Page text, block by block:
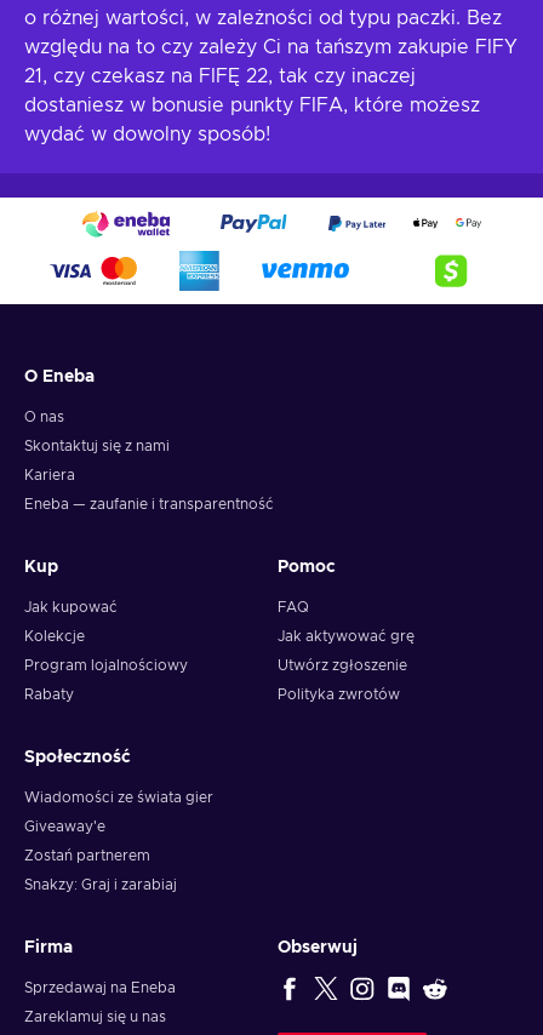
o różnej wartości, w zależności od typu paczki. Bez
względu na to czy zależy Ci na tańszym zakupie FIFY
21, czy czekasz na FIFĘ 22, tak czy inaczej
dostaniesz w bonusie punkty FIFA, które możesz
wydać w dowolny sposób!
O Eneba
O nas
Skontaktuj się z nami
Kariera
Eneba — zaufanie i transparentność
Kup
Jak kupować
Kolekcje
Program lojalnościowy
Rabaty
Pomoc
FAQ
Jak aktywować grę
Utwórz zgłoszenie
Polityka zwrotów
Społeczność
Wiadomości ze świata gier
Giveaway'e
Zostań partnerem
Snakzy: Graj i zarabiaj
Firma
Sprzedawaj na Eneba
Zareklamuj się u nas
Obserwuj